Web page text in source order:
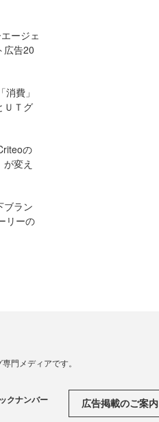
ージェ
広告20
費」
ＵＴグ
の
変え
ブラン
リーの
門メディアです。
クナンバー 広告掲載のご案内